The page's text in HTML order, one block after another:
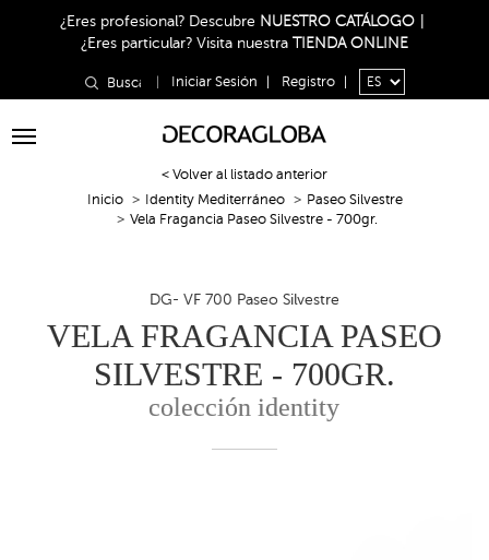
¿Eres profesional? Descubre NUESTRO CATÁLOGO
¿Eres particular? Visita nuestra TIENDA ONLINE
Iniciar Sesión Registro
Toggle
< Volver al listado anterior
Inicio
Identity Mediterráneo
Paseo Silvestre
Vela Fragancia Paseo Silvestre - 700gr.
DG- VF 700 Paseo Silvestre
VELA FRAGANCIA PASEO
SILVESTRE - 700GR.
colección identity